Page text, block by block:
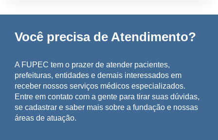
Você precisa de Atendimento?
A FUPEC tem o prazer de atender pacientes,
prefeituras, entidades e demais interessados em
receber nossos serviços médicos especializados.
Entre em contato com a gente para tirar suas dúvidas,
se cadastrar e saber mais sobre a fundação e nossas
áreas de atuação.